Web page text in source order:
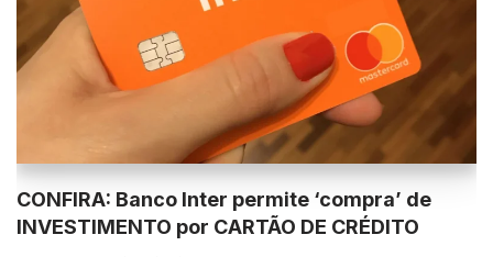
CONFIRA: Banco Inter permite ‘compra’ de
INVESTIMENTO por CARTÃO DE CRÉDITO